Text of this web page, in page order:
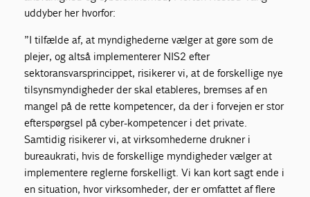
uddyber her hvorfor:
”I tilfælde af, at myndighederne vælger at gøre som de
plejer, og altså implementerer NIS2 efter
sektoransvarsprincippet, risikerer vi, at de forskellige nye
tilsynsmyndigheder der skal etableres, bremses af en
mangel på de rette kompetencer, da der i forvejen er stor
efterspørgsel på cyber-kompetencer i det private.
Samtidig risikerer vi, at virksomhederne drukner i
bureaukrati, hvis de forskellige myndigheder vælger at
implementere reglerne forskelligt. Vi kan kort sagt ende i
en situation, hvor virksomheder, der er omfattet af flere